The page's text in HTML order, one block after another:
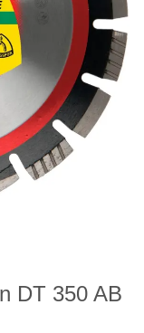
DT 350 AB